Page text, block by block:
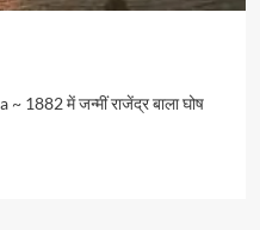
1882 में जन्मीं राजेंद्र बाला घोष